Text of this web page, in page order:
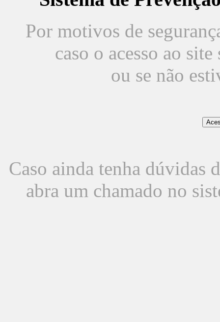
Por motivos de
caso o acesso ao
ou se não
Caso ainda tenha dúvidas
abra um chamado no